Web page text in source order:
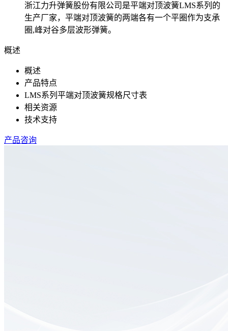
浙江力升弹簧股份有限公司是平端对顶波簧LMS系列的
生产厂家，平端对顶波簧的两端各有一个平圈作为支承
圈,峰对谷多层波形弹簧。
概述
概述
产品特点
LMS系列平端对顶波簧规格尺寸表
相关资源
技术支持
产品咨询